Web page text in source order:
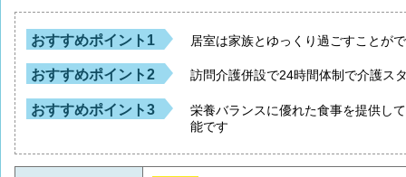
おすすめポイント1 居室は家族とゆっくり過ごすことが
おすすめポイント2 訪問介護併設で24時間体制で介護ス
おすすめポイント3
栄養バランスに優れた食事を提供し
能です